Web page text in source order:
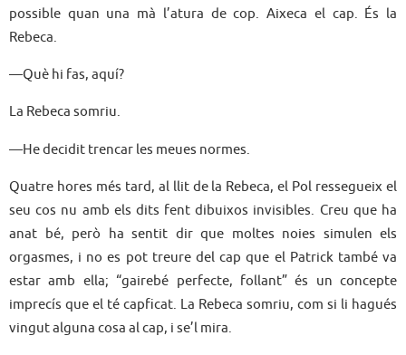
possible quan una mà l’atura de cop. Aixeca el cap. És la
Rebeca.
—Què hi fas, aquí?
La Rebeca somriu.
—He decidit trencar les meues normes.
Quatre hores més tard, al llit de la Rebeca, el Pol ressegueix el
seu cos nu amb els dits fent dibuixos invisibles. Creu que ha
anat bé, però ha sentit dir que moltes noies simulen els
orgasmes, i no es pot treure del cap que el Patrick també va
estar amb ella; “gairebé perfecte, follant” és un concepte
imprecís que el té capficat. La Rebeca somriu, com si li hagués
vingut alguna cosa al cap, i se’l mira.